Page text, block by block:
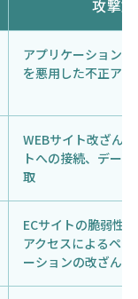
攻撃
アプリケーション
を悪用した不正アク
WEBサイト改ざん
トへの接続、デー
取
ECサイトの脆弱性
アクセスによるペ
ーションの改ざん